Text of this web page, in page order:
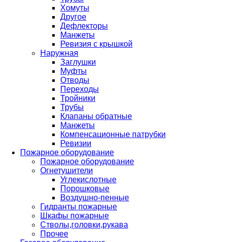
Хомуты
Другое
Дефлекторы
Манжеты
Ревизия с крышкой
Наружная
Заглушки
Муфты
Отводы
Переходы
Тройники
Трубы
Клапаны обратные
Манжеты
Компенсационные патрубки
Ревизии
Пожарное оборудование
Пожарное оборудование
Огнетушители
Углекислотные
Порошковые
Воздушно-пенные
Гидранты пожарные
Шкафы пожарные
Стволы,головки,рукава
Прочее